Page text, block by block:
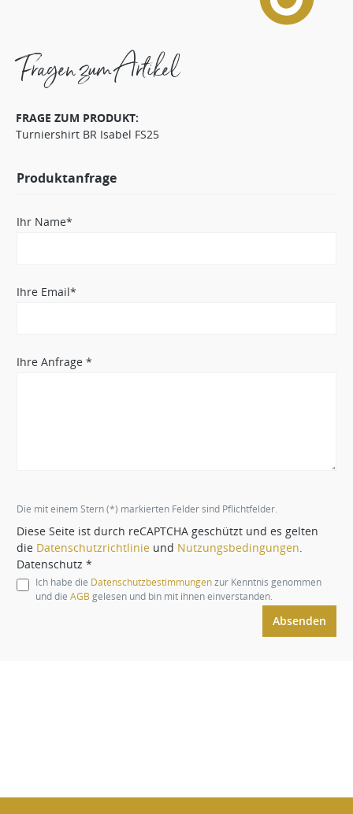
Fragen zum Artikel
FRAGE ZUM PRODUKT:
Turniershirt BR Isabel FS25
Produktanfrage
Ihr Name*
Ihre Email*
Ihre Anfrage *
Die mit einem Stern (*) markierten Felder sind Pflichtfelder.
Diese Seite ist durch reCAPTCHA geschützt und es gelten
die Datenschutzrichtlinie und Nutzungsbedingungen
Datenschutz *
Ich habe die Datenschutzbestimmungenzur Kenntnis genommen
und die AGB gelesen und bin mit ihnen einverstanden.
Absenden